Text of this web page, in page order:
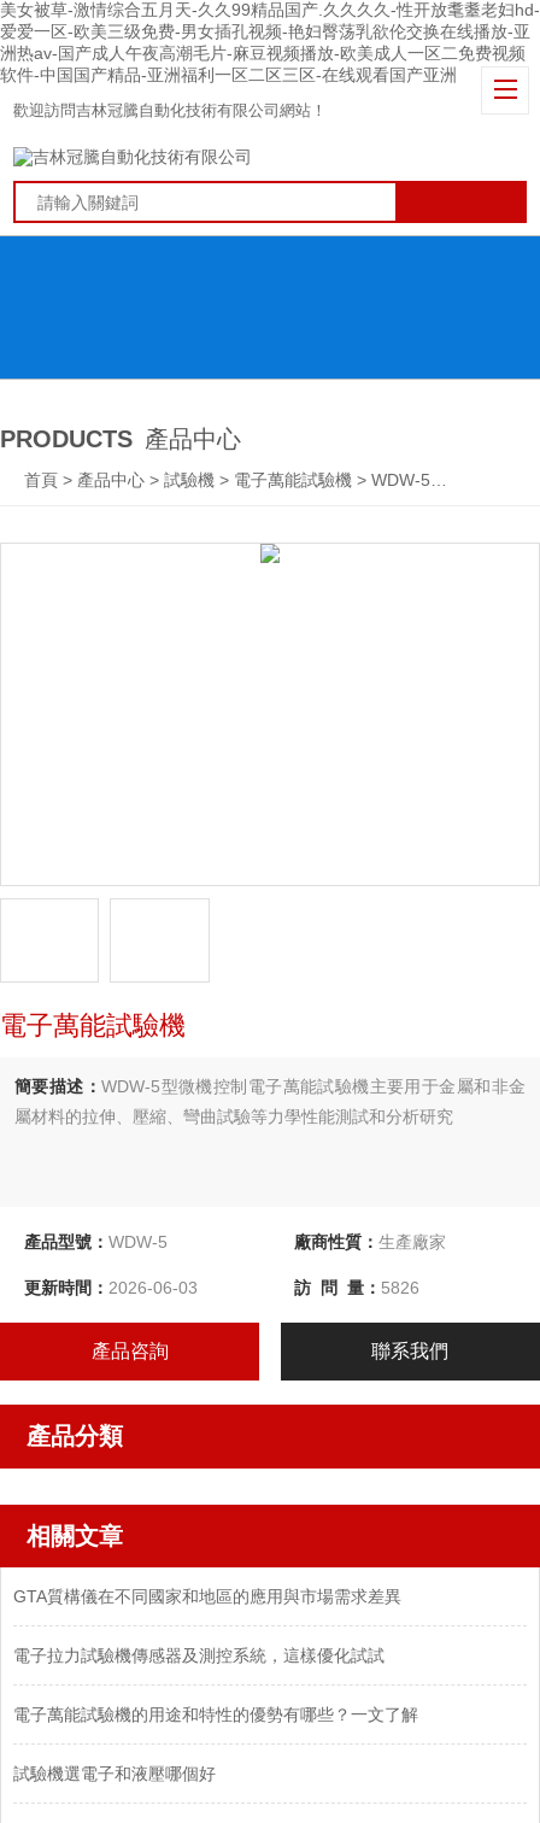
美女被草-激情综合五月天-久久99精品国产.久久久久-性开放耄耋老妇hd-
爱爱一区-欧美三级免费-男女插孔视频-艳妇臀荡乳欲伦交换在线播放-亚
洲热av-国产成人午夜高潮毛片-麻豆视频播放-欧美成人一区二免费视频
软件-中国国产精品-亚洲福利一区二区三区-在线观看国产亚洲
歡迎訪問吉林冠騰自動化技術有限公司網站！
PRODUCTS 產品中心
首頁 > 產品中心 > 試驗機 > 電子萬能試驗機 > WDW-5電子萬能試驗機
電子萬能試驗機
簡要描述：WDW-5型微機控制電子萬能試驗機主要用于金屬和非金
屬材料的拉伸、壓縮、彎曲試驗等力學性能測試和分析研究
產品型號： WDW-5 廠商性質： 生產廠家
更新時間： 2026-06-03 訪 問 量： 5826
產品咨詢 聯系我們
產品分類
相關文章
GTA質構儀在不同國家和地區的應用與市場需求差異
電子拉力試驗機傳感器及測控系統，這樣優化試試
電子萬能試驗機的用途和特性的優勢有哪些？一文了解
試驗機選電子和液壓哪個好